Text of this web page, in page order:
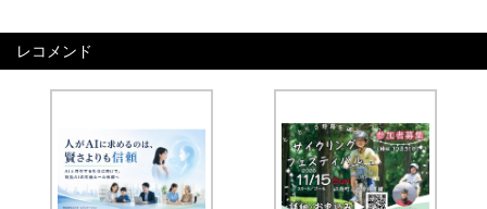
レコメンド